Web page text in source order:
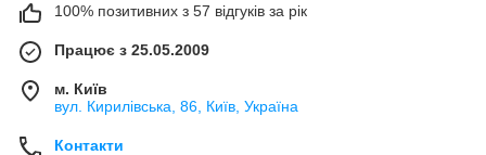
100% позитивних з 57 відгуків за рік
Працює з 25.05.2009
м. Київ
вул. Кирилівська, 86, Київ, Україна
Контакти